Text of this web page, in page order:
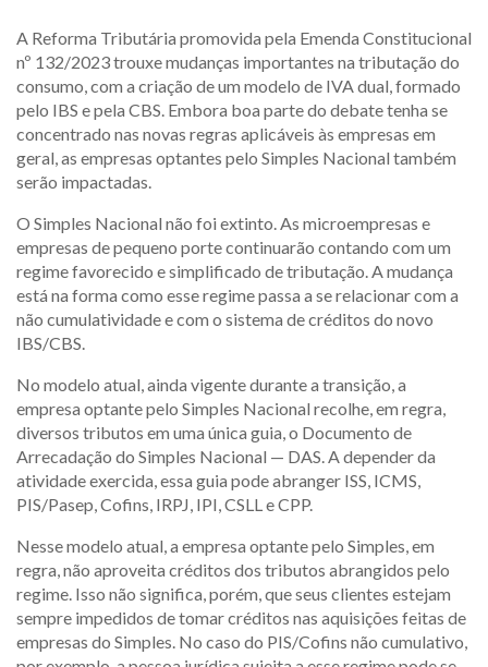
A Reforma Tributária promovida pela Emenda Constitucional
nº 132/2023 trouxe mudanças importantes na tributação do
consumo, com a criação de um modelo de IVA dual, formado
pelo IBS e pela CBS. Embora boa parte do debate tenha se
concentrado nas novas regras aplicáveis às empresas em
geral, as empresas optantes pelo Simples Nacional também
serão impactadas.
O Simples Nacional não foi extinto. As microempresas e
empresas de pequeno porte continuarão contando com um
regime favorecido e simplificado de tributação. A mudança
está na forma como esse regime passa a se relacionar com a
não cumulatividade e com o sistema de créditos do novo
IBS/CBS.
No modelo atual, ainda vigente durante a transição, a
empresa optante pelo Simples Nacional recolhe, em regra,
diversos tributos em uma única guia, o Documento de
Arrecadação do Simples Nacional — DAS. A depender da
atividade exercida, essa guia pode abranger ISS, ICMS,
PIS/Pasep, Cofins, IRPJ, IPI, CSLL e CPP.
Nesse modelo atual, a empresa optante pelo Simples, em
regra, não aproveita créditos dos tributos abrangidos pelo
regime. Isso não significa, porém, que seus clientes estejam
sempre impedidos de tomar créditos nas aquisições feitas de
empresas do Simples. No caso do PIS/Cofins não cumulativo,